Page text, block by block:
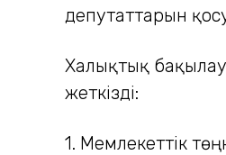
депутаттарын
Халықтық
жеткізді:
1. Мемлекеттік